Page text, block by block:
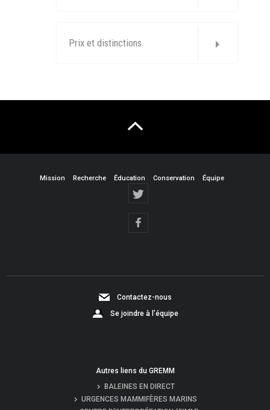
Prix et distinctions
Mission Recherche Éducation Conservation Équipe
Contactez-nous
Se joindre à l’équipe
Autres liens du GREMM
BALEINES EN DIRECT
URGENCES MAMMIFÈRES MARINS